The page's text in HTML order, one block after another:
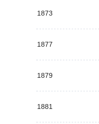
1873
1877
1879
1881